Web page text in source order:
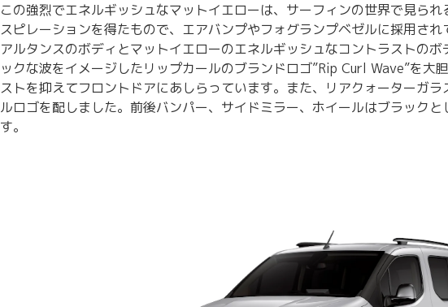
この強烈でエネルギッシュなマットイエローは、サーフィンの世界で見ら
スピレーションを得たもので、エアバンプやフォグランプベゼルに採用され
アルタンスのボディとマットイエローのエネルギッシュなコントラストの
ックな波をイメージしたリップカールのブランドロゴ”Rip Curl Wave”を大
ストを抑えてフロントドアにあしらっています。また、リアクォーターガラ
ルロゴを配しました。前後バンパー、サイドミラー、ホイールはブラックと
す。